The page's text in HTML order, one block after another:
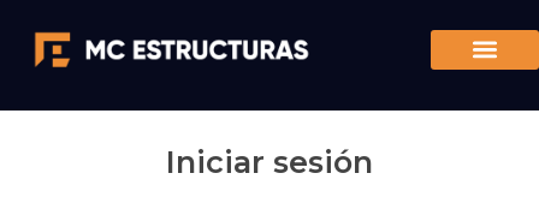
Iniciar sesión